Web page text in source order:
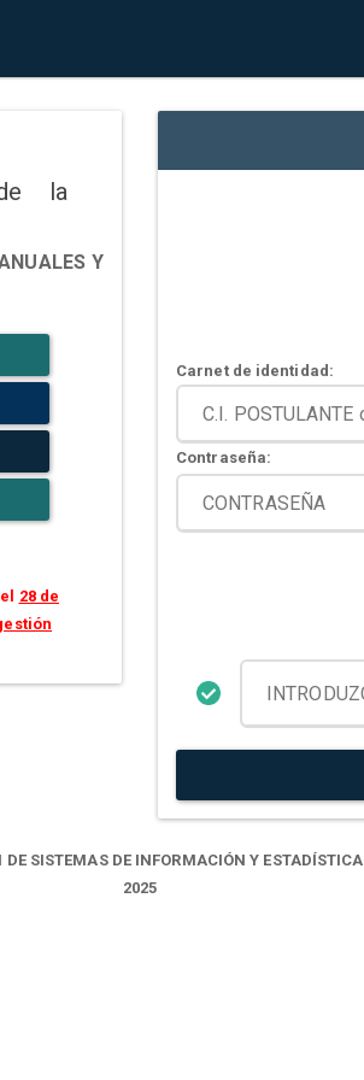
la
Y
28 de
Carnet de identidad:
Contraseña:
SISTEMAS DE INFORMACIÓN Y ESTADÍSTICA
2025